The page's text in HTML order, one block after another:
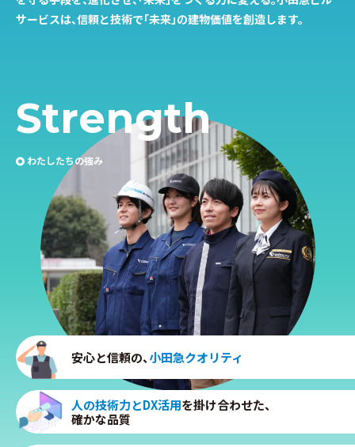
サービスは、信頼と技術で「未来」の建物価値を創造します。
Strength
わたしたちの強み
安心と信頼の、小田急クオリティ
人の技術力とDX活用を掛け合わせた、
確かな品質